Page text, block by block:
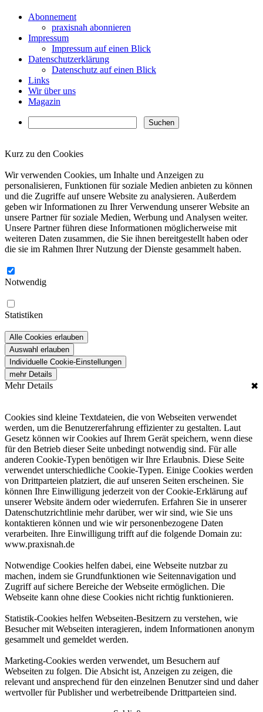
Abonnement
praxisnah abonnieren
Impressum
Impressum auf einen Blick
Datenschutzerklärung
Datenschutz auf einen Blick
Links
Wir über uns
Magazin
Kurz zu den Cookies
Wir verwenden Cookies, um Inhalte und Anzeigen zu
personalisieren, Funktionen für soziale Medien anbieten zu können
und die Zugriffe auf unsere Website zu analysieren. Außerdem
geben wir Informationen zu Ihrer Verwendung unserer Website an
unsere Partner für soziale Medien, Werbung und Analysen weiter.
Unsere Partner führen diese Informationen möglicherweise mit
weiteren Daten zusammen, die Sie ihnen bereitgestellt haben oder
die sie im Rahmen Ihrer Nutzung der Dienste gesammelt haben.
Notwendig
Statistiken
Alle Cookies erlauben
Auswahl erlauben
Individuelle Cookie-Einstellungen
mehr Details
Mehr Details ✖
Cookies sind kleine Textdateien, die von Webseiten verwendet
werden, um die Benutzererfahrung effizienter zu gestalten. Laut
Gesetz können wir Cookies auf Ihrem Gerät speichern, wenn diese
für den Betrieb dieser Seite unbedingt notwendig sind. Für alle
anderen Cookie-Typen benötigen wir Ihre Erlaubnis. Diese Seite
verwendet unterschiedliche Cookie-Typen. Einige Cookies werden
von Drittparteien platziert, die auf unseren Seiten erscheinen. Sie
können Ihre Einwilligung jederzeit von der Cookie-Erklärung auf
unserer Website ändern oder wiederrufen. Erfahren Sie in unserer
Datenschutzrichtlinie mehr darüber, wer wir sind, wie Sie uns
kontaktieren können und wie wir personenbezogene Daten
verarbeiten. Ihre Einwilligung trifft auf die folgende Domain zu:
www.praxisnah.de
Notwendige Cookies helfen dabei, eine Webseite nutzbar zu
machen, indem sie Grundfunktionen wie Seitennavigation und
Zugriff auf sichere Bereiche der Webseite ermöglichen. Die
Webseite kann ohne diese Cookies nicht richtig funktionieren.
Statistik-Cookies helfen Webseiten-Besitzern zu verstehen, wie
Besucher mit Webseiten interagieren, indem Informationen anonym
gesammelt und gemeldet werden.
Marketing-Cookies werden verwendet, um Besuchern auf
Webseiten zu folgen. Die Absicht ist, Anzeigen zu zeigen, die
relevant und ansprechend für den einzelnen Benutzer sind und daher
wertvoller für Publisher und werbetreibende Drittparteien sind.